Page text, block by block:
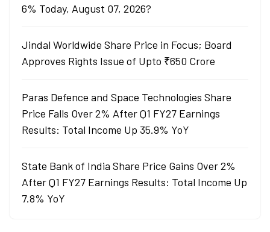
6% Today, August 07, 2026?
Jindal Worldwide Share Price in Focus; Board
Approves Rights Issue of Upto ₹650 Crore
Paras Defence and Space Technologies Share
Price Falls Over 2% After Q1 FY27 Earnings
Results: Total Income Up 35.9% YoY
State Bank of India Share Price Gains Over 2%
After Q1 FY27 Earnings Results: Total Income Up
7.8% YoY